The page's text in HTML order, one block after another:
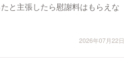
と主張したら慰謝料はもらえな
2026年07月22日